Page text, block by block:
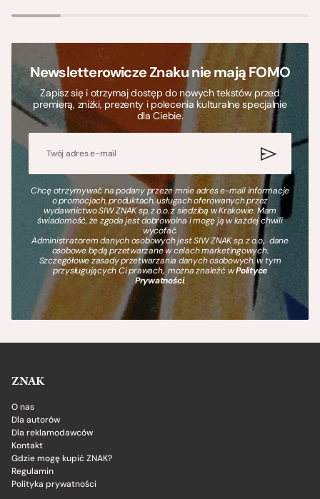
Newsletterowicze Znaku nie mają FOMO
Zapisz się i otrzymaj dostęp do nowych tekstów przed
premierą, zniżki, prezenty i polecenia kulturalne specjalnie
dla Ciebie.
Chcę otrzymywać na podany przeze mnie adres e-mail informacje
o promocjach, produktach, usługach oferowanych przez
wydawnictwo SIW ZNAK sp. z o.o. z siedzibą w Krakowie. Mam
świadomość, że zgoda jest dobrowolna i mogę ją w każdej chwili
wycofać.
Administratorem danych osobowych jest SIW ZNAK sp. z o.o., dane
osobowe będą przetwarzane w celach marketingowych.
Szczegółowe zasady przetwarzania danych osobowych, w tym
przysługujących Ci prawach, można znaleźć wPolityce
Prywatności.
ZNAK
O nas
Dla autorów
Dla reklamodawców
Kontakt
Gdzie mogę kupić ZNAK?
Regulamin
Polityka prywatności